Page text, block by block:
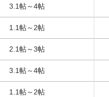
3.1帖～4帖
1.1帖～2帖
2.1帖～3帖
3.1帖～4帖
1.1帖～2帖